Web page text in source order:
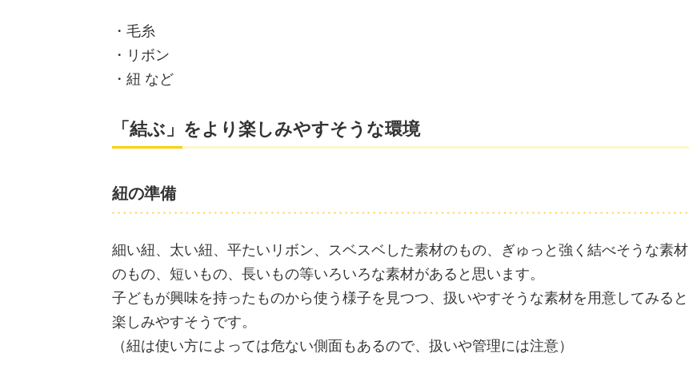
・毛糸
・リボン
・紐 など
「結ぶ」をより楽しみやすそうな環境
紐の準備
細い紐、太い紐、平たいリボン、スベスベした素材のもの、ぎゅっと強く結べそうな素材
のもの、短いもの、長いもの等いろいろな素材があると思います。
子どもが興味を持ったものから使う様子を見つつ、扱いやすそうな素材を用意してみると
楽しみやすそうです。
（紐は使い方によっては危ない側面もあるので、扱いや管理には注意）